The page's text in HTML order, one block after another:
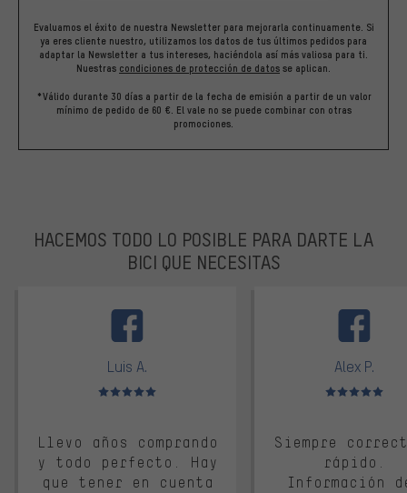
Evaluamos el éxito de nuestra Newsletter para mejorarla continuamente. Si
ya eres cliente nuestro, utilizamos los datos de tus últimos pedidos para
adaptar la Newsletter a tus intereses, haciéndola así más valiosa para ti.
Nuestras condiciones de protección de datos se aplican.
*Válido durante 30 días a partir de la fecha de emisión a partir de un valor
mínimo de pedido de 60 €. El vale no se puede combinar con otras
promociones.
HACEMOS TODO LO POSIBLE PARA DARTE LA
BICI QUE NECESITAS
Luis A.
Valoración media: 5 de 5
Llevo años comprando
y todo perfecto. Hay
que tener en cuenta
Alex P.
Valoración
Siempre
rápido.
Información